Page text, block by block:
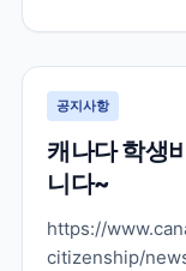
떤 부분으로 늘
다도 그렇고 뉴
는...
공지사항
캐나다 학생
니다~
https://
citizenship/